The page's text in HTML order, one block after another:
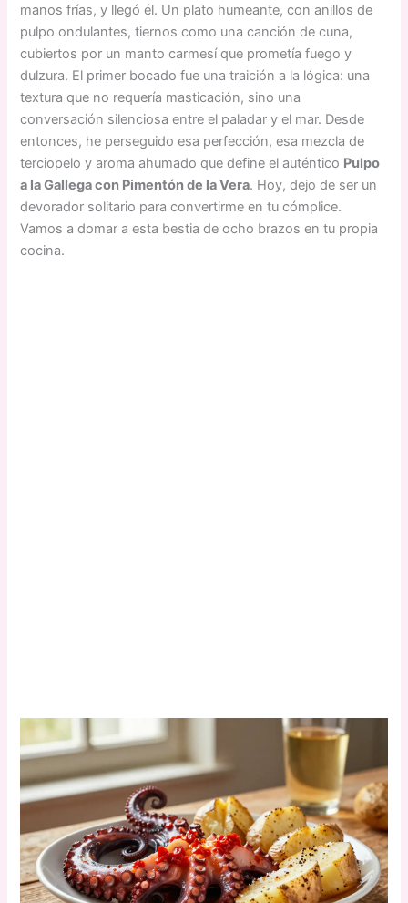
manos frías, y llegó él. Un plato humeante, con anillos de
pulpo ondulantes, tiernos como una canción de cuna,
cubiertos por un manto carmesí que prometía fuego y
dulzura. El primer bocado fue una traición a la lógica: una
textura que no requería masticación, sino una
conversación silenciosa entre el paladar y el mar. Desde
entonces, he perseguido esa perfección, esa mezcla de
terciopelo y aroma ahumado que define el auténtico Pulpo
a la Gallega con Pimentón de la Vera. Hoy, dejo de ser un
devorador solitario para convertirme en tu cómplice.
Vamos a domar a esta bestia de ocho brazos en tu propia
cocina.